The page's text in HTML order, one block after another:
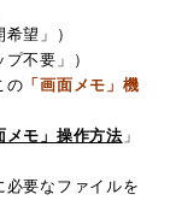
望」）
不要」）
の 「画面メモ」機
メモ」操作方法 」
要なファイルを